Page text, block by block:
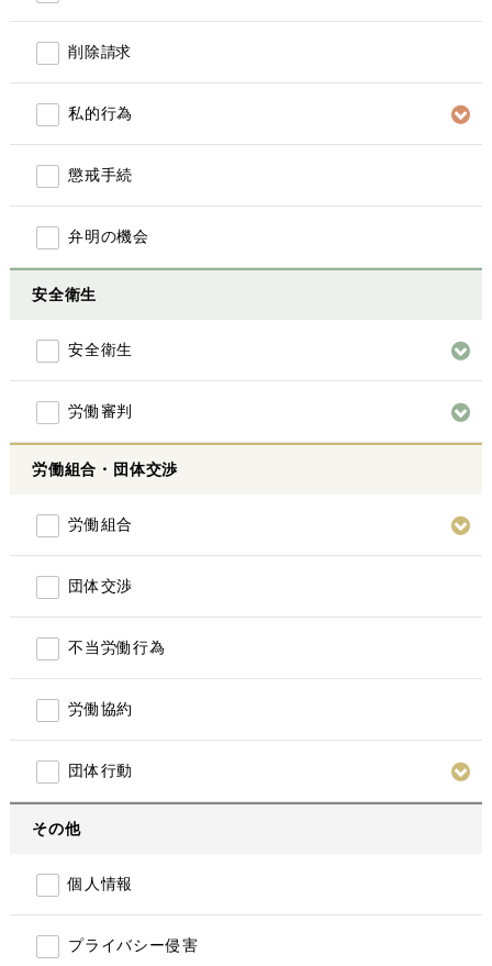
削除請求
私的行為
懲戒手続
弁明の機会
安全衛生
安全衛生
労働審判
労働組合・団体交渉
労働組合
団体交渉
不当労働行為
労働協約
団体行動
その他
個人情報
プライバシー侵害